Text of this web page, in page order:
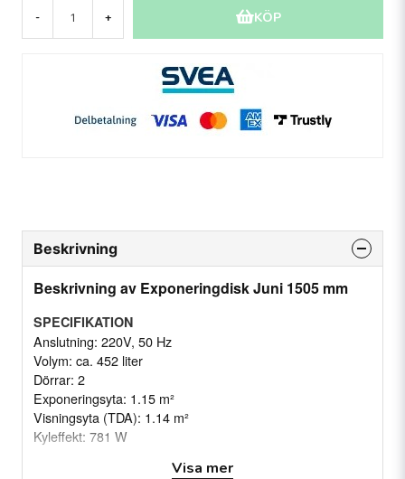
- + KÖP
Beskrivning
Beskrivning av Exponeringdisk Juni 1505 mm
SPECIFIKATION
Anslutning: 220V, 50 Hz
Volym: ca. 452 liter
Dörrar: 2
Exponeringsyta: 1.15 m²
Visningsyta (TDA): 1.14 m²
Kyleffekt: 781 W
Klimatklass: 3 (25 °C, 60 % relativ luftfuktighet)
Visa mer